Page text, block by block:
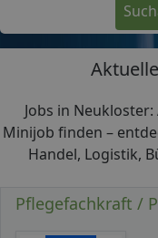
Jobs in
Minijob finden –
Handel, Logistik,
Pflegefachkraft /